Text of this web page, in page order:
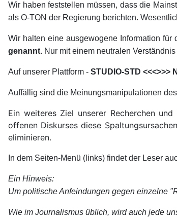
Wir haben feststellen müssen, dass die
als O-TON der Regierung berichten.
Wir halten eine ausgewogene Information
genannt. Nur mit einem neutralen
Auf unserer Plattform - STUDIO-STD <<<>>>
Auffällig sind die Meinungsmanipulationen
Ein weiteres Ziel unserer Recherchen
offenen Diskurses diese
eliminieren.
In dem Seiten-Menü (links) findet der Leser
Ein Hinweis:
Um politische Anfeindungen gegen einzelne
Wie im Journalismus üblich, wird auch jede